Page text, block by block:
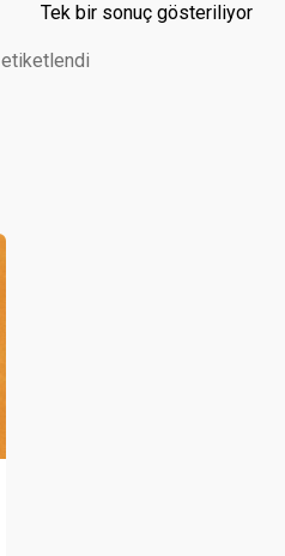
Tek bir sonuç gösteriliyor
etiketlendi